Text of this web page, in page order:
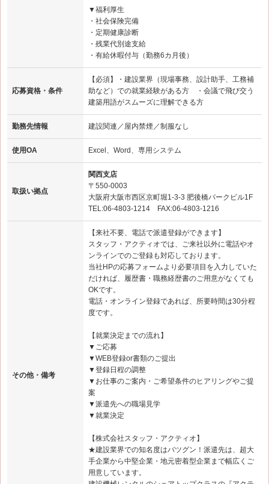
▼福利厚生
・社会保険完備
・定期健康診断
・残業代別途支給
・有給休暇付与（勤務6カ月後）
応募資格・条件
【必須】・建設業界（現場事務、設計助手、工務補
助など）での就業経験がある方 ・会議で飛び交う
建築用語がスムーズに理解できる方
勤務先情報 建設関連／屋内禁煙／制服なし
使用OA Excel、Word、専用システム
取扱い拠点
関西支店
〒550-0003
大阪府大阪市西区京町堀1-3-3 肥後橋パークビル1F
TEL:06-4803-1214 FAX:06-4803-1216
その他・備考
【来社不要、電話で派遣登録ができます】
スタッフ・アクティオでは、ご来社以外に電話やオ
ンラインでのご登録も対応しております。
当社HPの応募フォームより必要項目を入力していた
だければ、履歴書・職務経歴書のご用意がなくても
OKです。
電話・オンライン登録であれば、所要時間は30分程
度です。
【就業決定までの流れ】
▼ご応募
▼WEB登録or書類のご提出
▼登録日程の調整
▼お仕事のご案内・ご希望条件のヒアリングやご提
案
▼派遣先への職場見学
▼就業決定
【株式会社スタッフ・アクティオ】
★建設業界での知名度はバツグン！派遣先は、超大
手企業から中堅企業・地元密着型企業まで幅広くご
用意しています。